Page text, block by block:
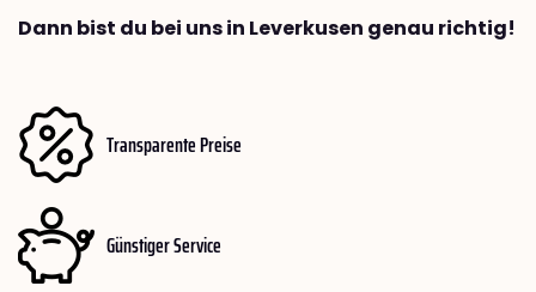
Dann bist du bei uns in Leverkusen genau richtig!
Transparente Preise
Günstiger Service